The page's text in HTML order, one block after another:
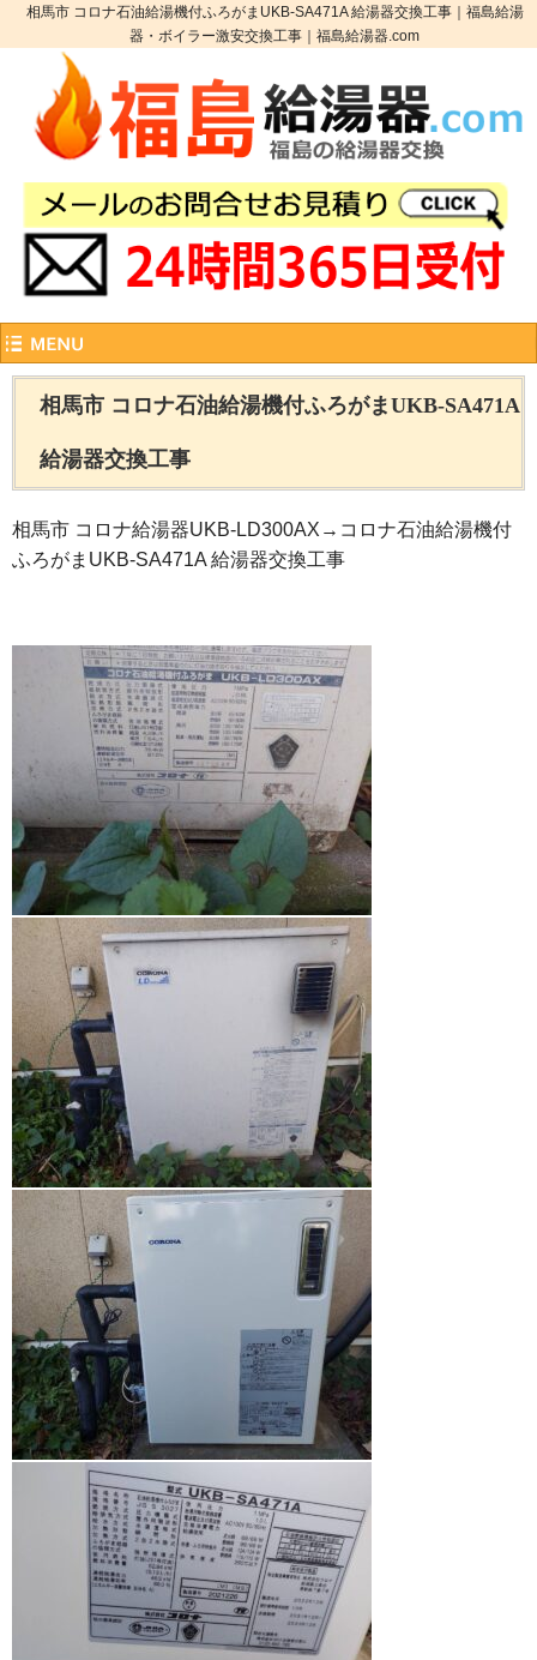
相馬市 コロナ石油給湯機付ふろがまUKB-SA471A 給湯器交換工事｜福島給湯
器・ボイラー激安交換工事｜福島給湯器.com
相馬市 コロナ石油給湯機付ふろがまUKB-SA471A
給湯器交換工事
相馬市 コロナ給湯器UKB-LD300AX→コロナ石油給湯機付
ふろがまUKB-SA471A 給湯器交換工事